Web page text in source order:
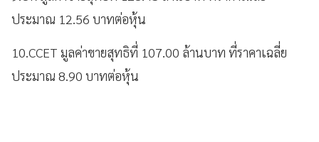
ประมาณ 12.56 บาทต่อหุ้น
10.CCET มูลค่าขายสุทธิที่ 107.00 ล้านบาท ที่ราคาเฉลี่ย
ประมาณ 8.90 บาทต่อหุ้น